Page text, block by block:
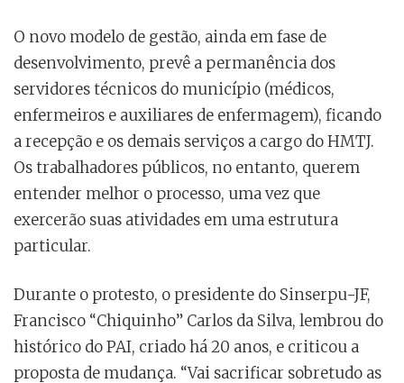
O novo modelo de gestão, ainda em fase de
desenvolvimento, prevê a permanência dos
servidores técnicos do município (médicos,
enfermeiros e auxiliares de enfermagem), ficando
a recepção e os demais serviços a cargo do HMTJ.
Os trabalhadores públicos, no entanto, querem
entender melhor o processo, uma vez que
exercerão suas atividades em uma estrutura
particular.
Durante o protesto, o presidente do Sinserpu-JF,
Francisco “Chiquinho” Carlos da Silva, lembrou do
histórico do PAI, criado há 20 anos, e criticou a
proposta de mudança. “Vai sacrificar sobretudo as